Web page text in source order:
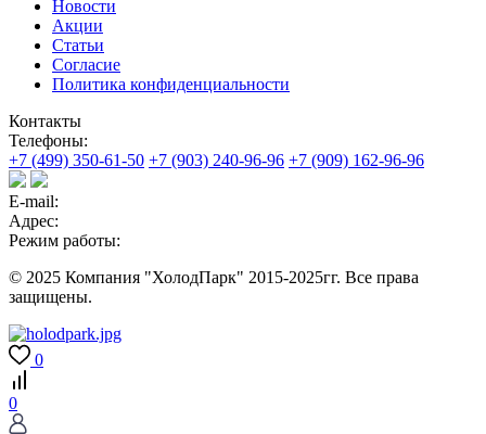
Новости
Акции
Статьи
Согласие
Политика конфиденциальности
Контакты
Телефоны:
+7 (499) 350-61-50 +7 (903) 240-96-96 +7 (909) 162-96-96
E-mail:
Адрес:
Режим работы:
© 2025 Компания "ХолодПарк" 2015-2025гг. Все права
защищены.
0
0